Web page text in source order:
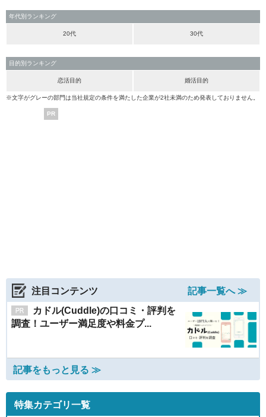
年代別ランキング
20代 30代
目的別ランキング
恋活目的 婚活目的
※文字がグレーの部門は当社規定の条件を満たした企業が2社未満のため発表しておりません。
PR
注目コンテンツ
記事一覧へ ≫
カドル(Cuddle)の口コミ・評判を
調査！ユーザー満足度や料金プ...
記事をもっと見る ≫
特集カテゴリ一覧